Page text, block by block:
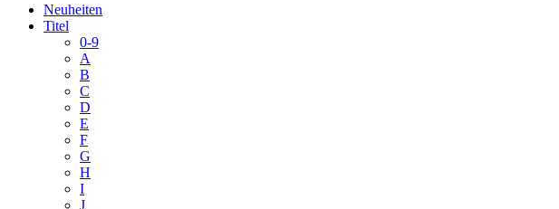
Neuheiten
Titel
0-9
A
B
C
D
E
F
G
H
I
J